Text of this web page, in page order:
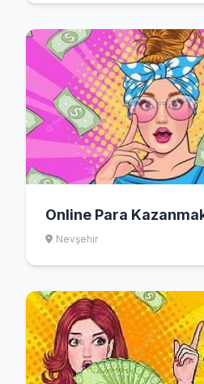
Online Para
Nevşehir